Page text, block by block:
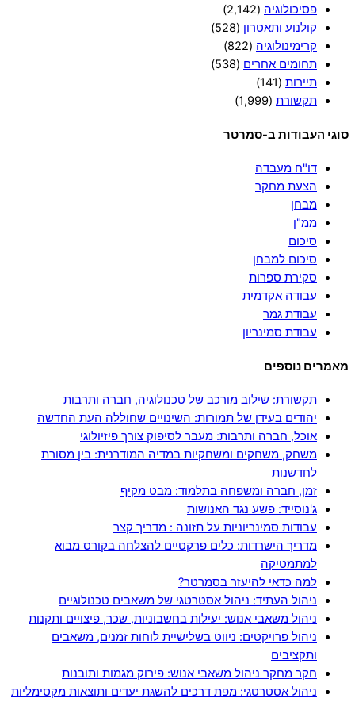
פסיכולוגיה (2,142)
קולנוע ותאטרון (528)
קרימינולוגיה (822)
תחומים אחרים (538)
תיירות (141)
תקשורת (1,999)
סוגי העבודות ב-סמרטר
דו"ח מעבדה
הצעת מחקר
מבחן
ממ"ן
סיכום
סיכום למבחן
סקירת ספרות
עבודה אקדמית
עבודת גמר
עבודת סמינריון
מאמרים נוספים
תקשורת: שילוב מורכב של טכנולוגיה, חברה ותרבות
יהודים בעידן של תמורות: השינויים שחוללה העת החדשה
אוכל, חברה ותרבות: מעבר לסיפוק צורך פיזיולוגי
משחק, משחקים ומשחקיות במדיה המודרנית: בין מסורת
לחדשנות
זמן, חברה ומשפחה בתלמוד: מבט מקיף
ג'נוסייד: פשע נגד האנושות
עבודות סמינריוניות על תזונה : מדריך קצר
מדריך הישרדות: כלים פרקטיים להצלחה בקורס מבוא
למתמטיקה
למה כדאי להיעזר בסמרטר?
ניהול העתיד: ניהול אסטרטגי של משאבים טכנולוגיים
ניהול משאבי אנוש: יעילות בחשבוניות, שכר, פיצויים ותקנות
ניהול פרויקטים: ניווט בשלישיית לוחות זמנים, משאבים
ותקציבים
חקר מחקר ניהול משאבי אנוש: פירוק מגמות ותובנות
ניהול אסטרטגי: מפת דרכים להשגת יעדים ותוצאות מקסימליות